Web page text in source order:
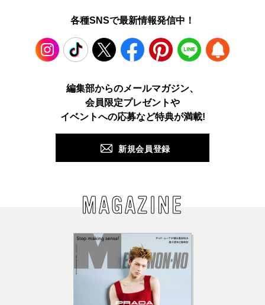
各種SNSで最新情報発信中！
TikTok Facebook Pinterest LINE
編集部からのメールマガジン、
会員限定プレゼントや
イベントへの応募など特典が満載!
新規会員登録
MAGAZINE